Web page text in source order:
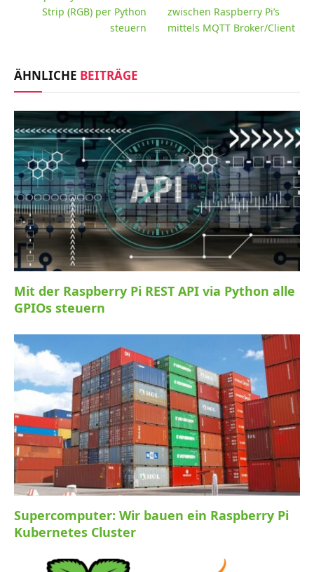
Strip (RGB) per Python
steuern
zwischen Raspberry Pi’s
mittels MQTT Broker/Client
ÄHNLICHE BEITRÄGE
Mit der Raspberry Pi REST API via Python alle
GPIOs steuern
Supercomputer: Wir bauen ein Raspberry Pi
Kubernetes Cluster